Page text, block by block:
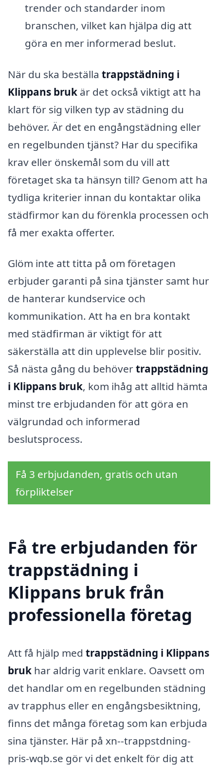
trender och standarder inom
branschen, vilket kan hjälpa dig att
göra en mer informerad beslut.
När du ska beställa trappstädning i
Klippans bruk är det också viktigt att ha
klart för sig vilken typ av städning du
behöver. Är det en engångstädning eller
en regelbunden tjänst? Har du specifika
krav eller önskemål som du vill att
företaget ska ta hänsyn till? Genom att ha
tydliga kriterier innan du kontaktar olika
städfirmor kan du förenkla processen och
få mer exakta offerter.
Glöm inte att titta på om företagen
erbjuder garanti på sina tjänster samt hur
de hanterar kundservice och
kommunikation. Att ha en bra kontakt
med städfirman är viktigt för att
säkerställa att din upplevelse blir positiv.
Så nästa gång du behövertrappstädning
i Klippans bruk, kom ihåg att alltid hämta
minst tre erbjudanden för att göra en
välgrundad och informerad
beslutsprocess.
Få 3 erbjudanden, gratis och utan
förpliktelser
Få tre erbjudanden för
trappstädning i
Klippans bruk från
professionella företag
Att få hjälp med trappstädning i Klippans
bruk har aldrig varit enklare. Oavsett om
det handlar om en regelbunden städning
av trapphus eller en engångsbesiktning,
finns det många företag som kan erbjuda
sina tjänster. Här på xn--trappstdning-
pris-wqb.se gör vi det enkelt för dig att